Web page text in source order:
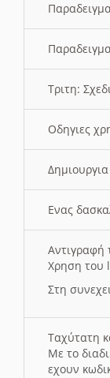
Τριτη:
Οδηγιες
Ενας
Αντιγραφή
Χρηση του
Στη
Ταχύτατη
Με το
εχουν